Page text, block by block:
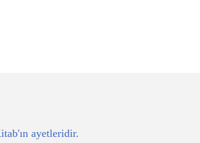
ayetleridir.